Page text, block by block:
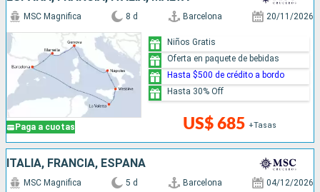
Paga a cuotas
MSC Magnifica 8 d Barcelona 20/11/2026
US$ 685 +Tasas
Niños Gratis
Oferta en paquete de bebidas
Hasta $500 de crédito a bordo
Hasta 30% Off
ITALIA, FRANCIA, ESPAÑA
MSC Magnifica 5 d Barcelona 04/12/2026